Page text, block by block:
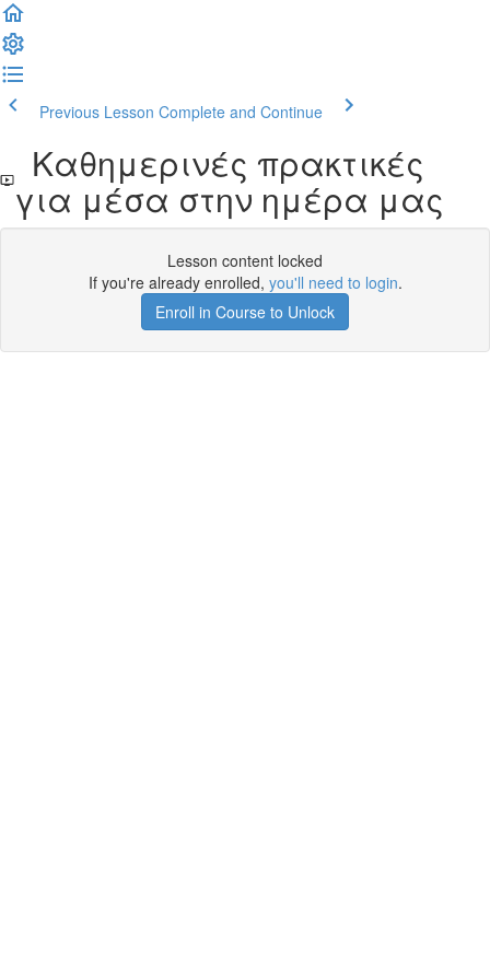
Previous Lesson Complete and Continue
Καθημερινές πρακτικές
για μέσα στην ημέρα μας
Lesson content locked
If you're already enrolled, you'll need to login.
Enroll in Course to Unlock